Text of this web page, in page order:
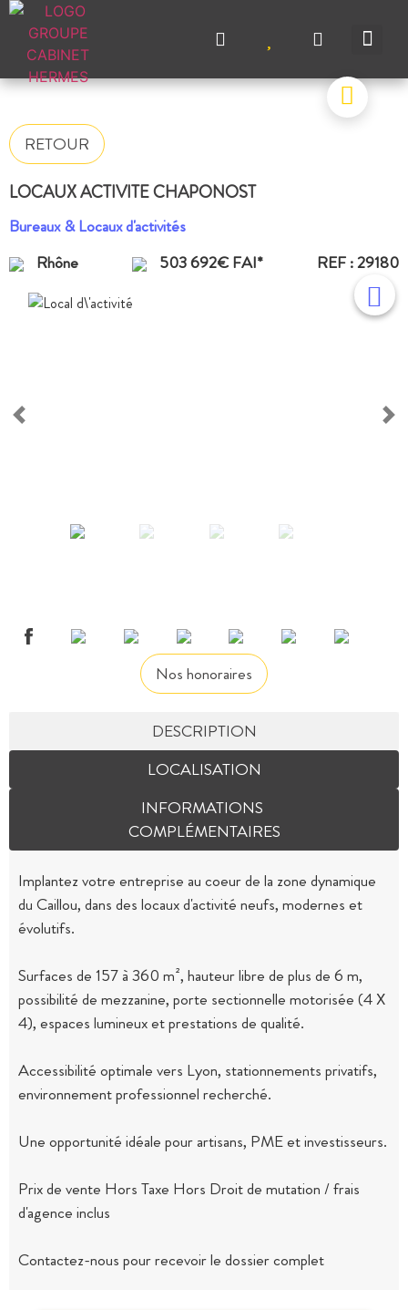
RETOUR
LOCAUX ACTIVITE CHAPONOST
Bureaux & Locaux d'activités
Rhône
503 692€ FAI* REF : 29180
Nos honoraires
DESCRIPTION
LOCALISATION
INFORMATIONS
COMPLÉMENTAIRES
Implantez votre entreprise au coeur de la zone dynamique
du Caillou, dans des locaux d'activité neufs, modernes et
évolutifs.
Surfaces de 157 à 360 m², hauteur libre de plus de 6 m,
possibilité de mezzanine, porte sectionnelle motorisée (4 X
4), espaces lumineux et prestations de qualité.
Accessibilité optimale vers Lyon, stationnements privatifs,
environnement professionnel recherché.
Une opportunité idéale pour artisans, PME et investisseurs.
Prix de vente Hors Taxe Hors Droit de mutation / frais
d'agence inclus
Contactez-nous pour recevoir le dossier complet